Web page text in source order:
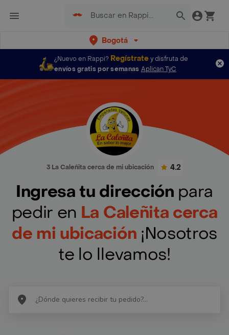
Bogotá
¿Nuevo en Rappi? Regístratey disfruta de
envíos gratis por semanas Aplican TyC
3 La Caleñita cerca de mi ubicación 4.2
Ingresa tu dirección para
pedir en La Caleñita cerca
de mi ubicación ¡Nosotros
te lo llevamos!